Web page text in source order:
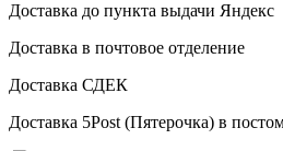
Доставка до пункта выдачи Яндекс
Доставка в почтовое отделение
Доставка СДЕК
Доставка 5Post (Пятерочка) в